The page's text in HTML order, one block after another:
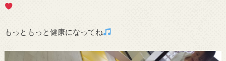
もっともっと健康になってね